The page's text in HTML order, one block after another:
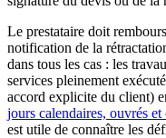
Le prestataire doit
notification de la
dans tous les cas : les
services pleinement
accord explicite du client)
jours calendaires, ouvrés et
est utile de connaître les